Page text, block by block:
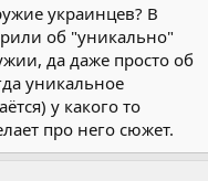
украинцев? В
об "уникально"
да даже просто об
уникальное
у какого то
про него сюжет.